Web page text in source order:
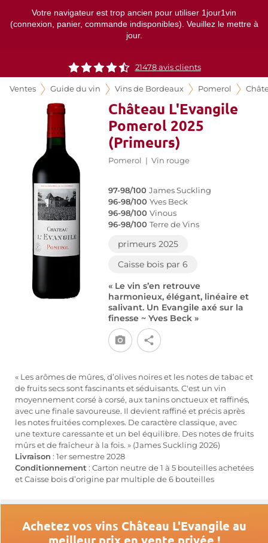
Votre navigateur est trop ancien pour utiliser 1jour1vin
(connexion, panier, commande indisponibles). Veuillez le mettre à
jour.
21478avis clients
Ventes Guide du vin Vins de Bordeaux Pomerol
Château L'Evangile
Pomerol 2025
(Primeurs)
Pomerol | Vin rouge
97-98/100 James Suckling
96-98/100 Yves Beck
96-98/100 Vinous
96-98/100 Terre de Vins
primeurs 2025
Caisse bois par 6
« Le vin s’en retrouve
harmonieux, élégant, linéaire et
salivant. Un Evangile axé sur la
finesse ~ Yves Beck »
« Les arômes de mûres, d’olives noires et les notes de tabac et
de fruits secs sont fascinants et séduisants. C'est un vin
moyennement corsé à corsé, aux tanins onctueux et raffinés,
avec une finale savoureuse. Il devient raffiné et précis après
les notes fruitées complexes. De caractère classique, avec
une texture caressante et un bel équilibre. Des notes de fruits
mûrs et de fraîcheur à la fois. » (James Suckling 2026)
Livraison : 1er semestre 2028
Conditionnement : Carton neutre de 1 à 5 bouteilles achetées
et Caisse bois d’origine par multiple de 6 bouteilles
Achetez vos vins Château L'Evangile au